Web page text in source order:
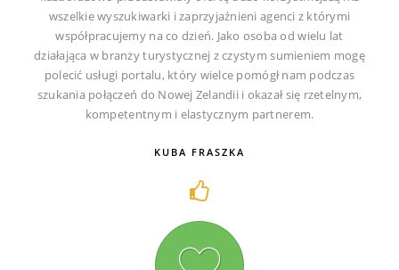
wszelkie wyszukiwarki i zaprzyjaźnieni agenci z którymi
współpracujemy na co dzień. Jako osoba od wielu lat
działająca w branży turystycznej z czystym sumieniem mogę
polecić usługi portalu, który wielce pomógł nam podczas
szukania połączeń do Nowej Zelandii i okazał się rzetelnym,
kompetentnym i elastycznym partnerem.
KUBA FRASZKA